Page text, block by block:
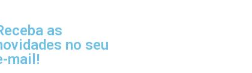
as
no seu
mail!